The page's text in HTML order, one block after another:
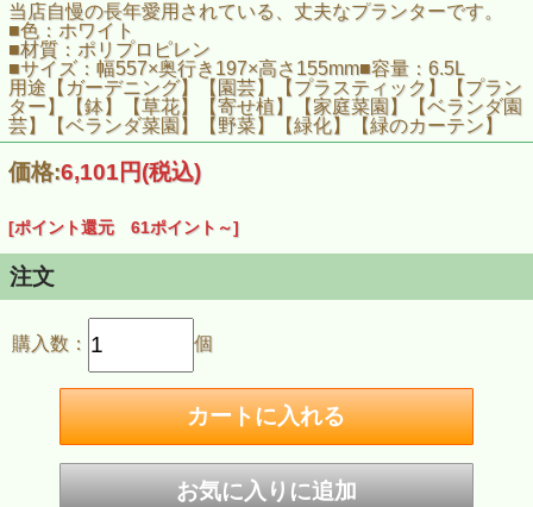
当店自慢の長年愛用されている、丈夫なプランターです。
■色：ホワイト
■材質：ポリプロピレン
■サイズ：幅557×奥行き197×高さ155mm■容量：6.5L
用途【ガーデニング】【園芸】【プラスティック】【プラン
ター】【鉢】【草花】【寄せ植】【家庭菜園】【ベランダ園
芸】【ベランダ菜園】【野菜】【緑化】【緑のカーテン】
価格:6,101円(税込)
[ポイント還元 61ポイント～]
注文
購入数： 個